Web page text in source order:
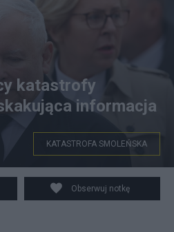
smoleńskiej. Fot. PAP
katastrofy
informacja
KATASTROFA SMOLEŃSKA
Obserwuj notkę